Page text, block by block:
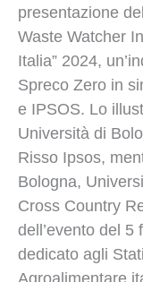
presentazione
Waste Watcher
Italia” 2024,
Spreco Zero in
e IPSOS. Lo
Università di
Risso Ipsos,
Bologna,
Cross Country
dell’evento del
dedicato agli
Agroalimentare